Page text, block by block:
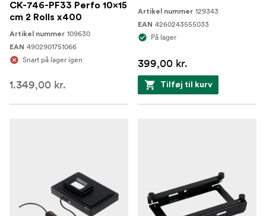
CK-746-PF33 Perfo 10x15
cm 2 Rolls x400
Artikel nummer 109630
EAN 4902901751066
Snart på lager igen
1.349,00 kr.
Artikel nummer 129343
EAN 4260243555033
På lager
399,00 kr.
Tilføj til kurv